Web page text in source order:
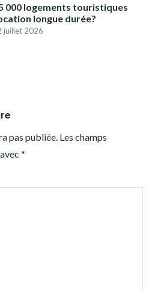
000 logements touristiques
longue durée?
juillet 2026
pas publiée. Les champs
*